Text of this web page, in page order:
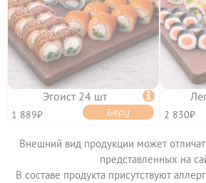
Эгоист 24 шт 
1 889₽ Беру 2 830₽
Внешний вид продукции может
представленных на
В составе продукта присутствуют